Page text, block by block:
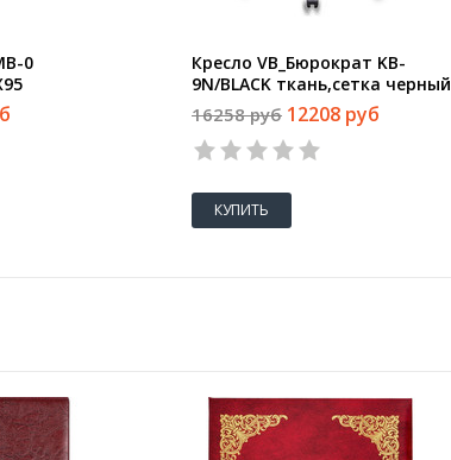
0
Кресло VB_Бюрократ KB-
9N/BLACK ткань,сетка черный
TW-01 TW-11, хром
16258 руб 12208 руб
КУПИТЬ